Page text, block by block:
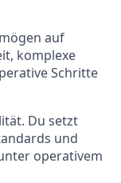
auf
komplexe
Schritte
Du setzt
und
operativem